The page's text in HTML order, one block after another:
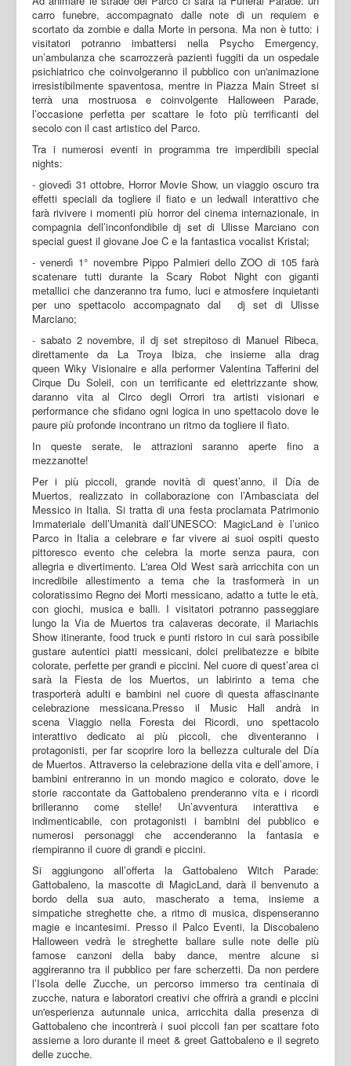
carro funebre, accompagnato dalle note di un requiem e
scortato da zombie e dalla Morte in persona. Ma non è tutto: i
visitatori potranno imbattersi nella Psycho Emergency,
un’ambulanza che scarrozzerà pazienti fuggiti da un ospedale
psichiatrico che coinvolgeranno il pubblico con un'animazione
irresistibilmente spaventosa, mentre in Piazza Main Street si
terrà una mostruosa e coinvolgente Halloween Parade,
l’occasione perfetta per scattare le foto più terrificanti del
secolo con il cast artistico del Parco.
Tra i numerosi eventi in programma tre imperdibili special
nights:
- giovedì 31 ottobre, Horror Movie Show, un viaggio oscuro tra
effetti speciali da togliere il fiato e un ledwall interattivo che
farà rivivere i momenti più horror del cinema internazionale, in
compagnia dell’inconfondibile dj set di Ulisse Marciano con
special guest il giovane Joe C e la fantastica vocalist Kristal;
- venerdì 1° novembre Pippo Palmieri dello ZOO di 105 farà
scatenare tutti durante la Scary Robot Night con giganti
metallici che danzeranno tra fumo, luci e atmosfere inquietanti
per uno spettacolo accompagnato dal dj set di Ulisse
Marciano;
- sabato 2 novembre, il dj set strepitoso di Manuel Ribeca,
direttamente da La Troya Ibiza, che insieme alla drag
queen Wiky Visionaire e alla performer Valentina Tafferini del
Cirque Du Soleil, con un terrificante ed elettrizzante show,
daranno vita al Circo degli Orrori tra artisti visionari e
performance che sfidano ogni logica in uno spettacolo dove le
paure più profonde incontrano un ritmo da togliere il fiato.
In queste serate, le attrazioni saranno aperte fino a
mezzanotte!
Per i più piccoli, grande novità di quest’anno, il Día de
Muertos, realizzato in collaborazione con l’Ambasciata del
Messico in Italia. Si tratta di una festa proclamata Patrimonio
Immateriale dell’Umanità dall’UNESCO: MagicLand è l’unico
Parco in Italia a celebrare e far vivere ai suoi ospiti questo
pittoresco evento che celebra la morte senza paura, con
allegria e divertimento. L'area Old West sarà arricchita con un
incredibile allestimento a tema che la trasformerà in un
coloratissimo Regno dei Morti messicano, adatto a tutte le età,
con giochi, musica e balli. I visitatori potranno passeggiare
lungo la Via de Muertos tra calaveras decorate, il Mariachis
Show itinerante, food truck e punti ristoro in cui sarà possibile
gustare autentici piatti messicani, dolci prelibatezze e bibite
colorate, perfette per grandi e piccini. Nel cuore di quest’area ci
sarà la Fiesta de los Muertos, un labirinto a tema che
trasporterà adulti e bambini nel cuore di questa affascinante
celebrazione messicana.Presso il Music Hall andrà in
scena Viaggio nella Foresta dei Ricordi, uno spettacolo
interattivo dedicato ai più piccoli, che diventeranno i
protagonisti, per far scoprire loro la bellezza culturale del Día
de Muertos. Attraverso la celebrazione della vita e dell’amore, i
bambini entreranno in un mondo magico e colorato, dove le
storie raccontate da Gattobaleno prenderanno vita e i ricordi
brilleranno come stelle! Un’avventura interattiva e
indimenticabile, con protagonisti i bambini del pubblico e
numerosi personaggi che accenderanno la fantasia e
riempiranno il cuore di grandi e piccini.
Si aggiungono all’offerta la Gattobaleno Witch Parade:
Gattobaleno, la mascotte di MagicLand, darà il benvenuto a
bordo della sua auto, mascherato a tema, insieme a
simpatiche streghette che, a ritmo di musica, dispenseranno
magie e incantesimi. Presso il Palco Eventi, la Discobaleno
Halloween vedrà le streghette ballare sulle note delle più
famose canzoni della baby dance, mentre alcune si
aggireranno tra il pubblico per fare scherzetti. Da non perdere
l’Isola delle Zucche, un percorso immerso tra centinaia di
zucche, natura e laboratori creativi che offrirà a grandi e piccini
un'esperienza autunnale unica, arricchita dalla presenza di
Gattobaleno che incontrerà i suoi piccoli fan per scattare foto
assieme a loro durante il meet & greet Gattobaleno e il segreto
delle zucche.